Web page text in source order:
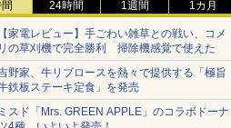
24時間 1週間 1カ月
家電レビュー】手ごわい雑草との戦い、コメ
の草刈機で完全勝利 掃除機感覚で使えた
野家、牛リブロースを熱々で提供する「極旨
鉄板ステーキ定食」を発売
スド「Mrs. GREEN APPLE」のコラボドーナ